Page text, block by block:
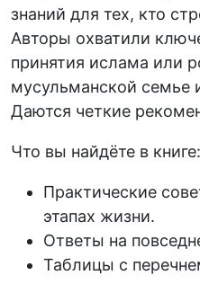
знаний для тех, кто
Авторы охватили
принятия ислама или
мусульманской семье
Даются четкие
Что вы найдёте в книге:
Практические
этапах жизни.
Ответы на
Таблицы с